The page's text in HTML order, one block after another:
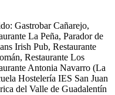
Gastrobar Cañarejo,
La Peña, Parador de
Irish Pub, Restaurante
Restaurante Los
Antonia Navarro (La
Hostelería IES San Juan
del Valle de Guadalentín